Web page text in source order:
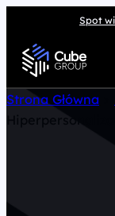
Spot
Usługi
Strona Główna